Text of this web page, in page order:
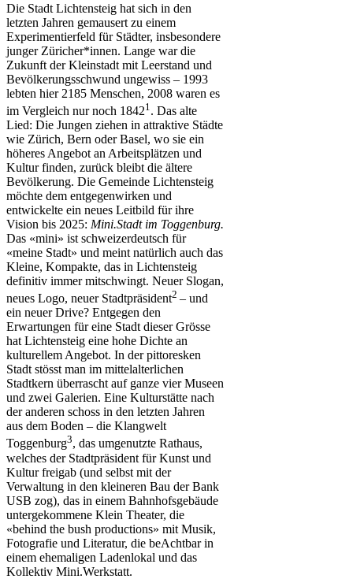
Die Stadt Lichtensteig hat sich in den
letzten Jahren gemausert zu einem
Experimentierfeld für Städter, insbesondere
junger Züricher*innen. Lange war die
Zukunft der Kleinstadt mit Leerstand und
Bevölkerungsschwund ungewiss – 1993
lebten hier 2185 Menschen, 2008 waren es
im Vergleich nur noch 18421 . Das alte
Lied: Die Jungen ziehen in attraktive Städte
wie Zürich, Bern oder Basel, wo sie ein
höheres Angebot an Arbeitsplätzen und
Kultur finden, zurück bleibt die ältere
Bevölkerung. Die Gemeinde Lichtensteig
möchte dem entgegenwirken und
entwickelte ein neues Leitbild für ihre
Vision bis 2025: Mini.Stadt im Toggenburg.
Das «mini» ist schweizerdeutsch für
«meine Stadt» und meint natürlich auch das
Kleine, Kompakte, das in Lichtensteig
definitiv immer mitschwingt. Neuer Slogan,
neues Logo, neuer Stadtpräsident2 – und
ein neuer Drive? Entgegen den
Erwartungen für eine Stadt dieser Grösse
hat Lichtensteig eine hohe Dichte an
kulturellem Angebot. In der pittoresken
Stadt stösst man im mittelalterlichen
Stadtkern überrascht auf ganze vier Museen
und zwei Galerien. Eine Kulturstätte nach
der anderen schoss in den letzten Jahren
aus dem Boden – die Klangwelt
Toggenburg3, das umgenutzte Rathaus,
welches der Stadtpräsident für Kunst und
Kultur freigab (und selbst mit der
Verwaltung in den kleineren Bau der Bank
USB zog), das in einem Bahnhofsgebäude
untergekommene Klein Theater, die
«behind the bush productions» mit Musik,
Fotografie und Literatur, die beAchtbar in
einem ehemaligen Ladenlokal und das
Kollektiv Mini.Werkstatt.